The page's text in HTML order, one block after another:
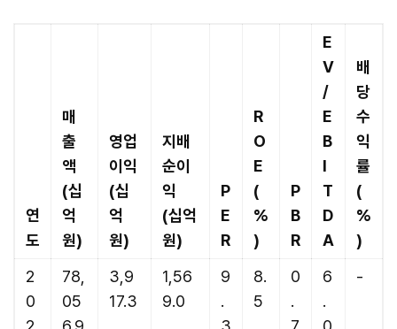
연
도
매
출
액
(십
억
원)
영업
이익
(십
억
원)
지배
순이
익
(십억
원)
P
E
R
R
O
E
(
%
)
P
B
R
E
V
/
E
B
I
T
D
A
배
당
수
익
률
(
%
)
2
0
78,
05
3,9
17.3
1,56
9.0
9
.
8.
5
0
.
6
.
-